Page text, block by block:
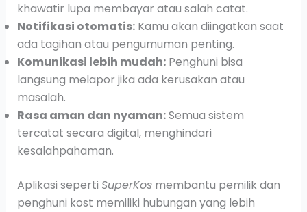
khawatir lupa membayar atau salah catat.
Notifikasi otomatis:Kamu akan diingatkan saat
ada tagihan atau pengumuman penting.
Komunikasi lebih mudah:Penghuni bisa
langsung melapor jika ada kerusakan atau
masalah.
Rasa aman dan nyaman:Semua sistem
tercatat secara digital, menghindari
kesalahpahaman.
Aplikasi seperti SuperKosmembantu pemilik dan
penghuni kost memiliki hubungan yang lebih